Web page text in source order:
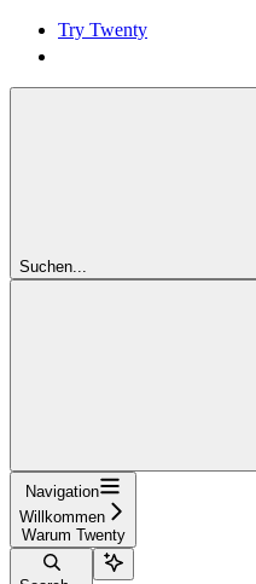
Try Twenty
Suchen...
Navigation
Willkommen
Warum Twenty